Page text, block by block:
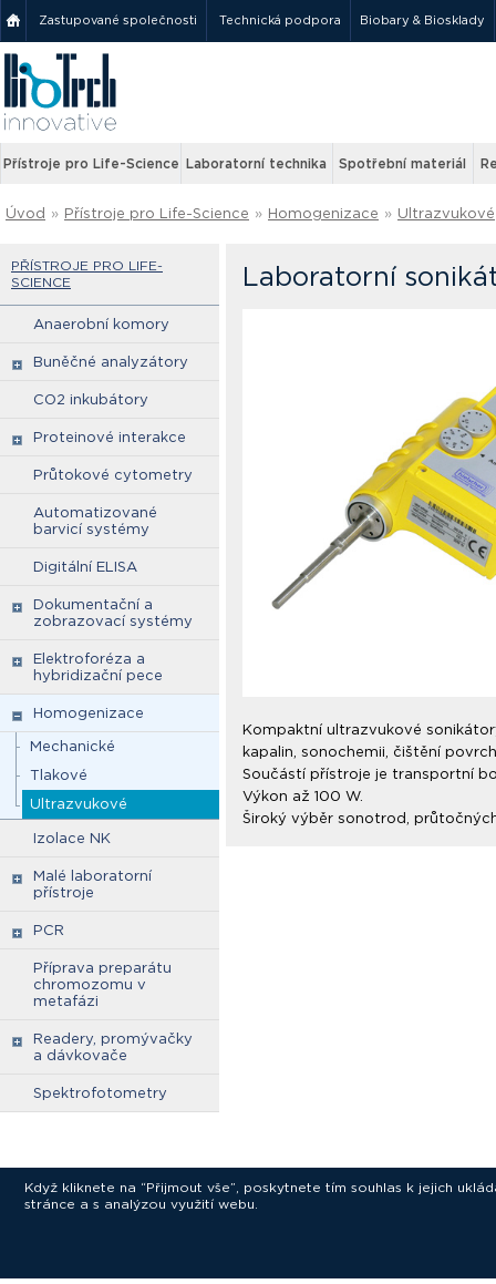
Zastupované společnosti Technická podpora Biobary & Biosklady
Přístroje pro Life-Science Laboratorní technika Spotřební materiál
Úvod » Přístroje pro Life-Science » Homogenizace » Ultrazvukové
PŘÍSTROJE PRO LIFE-
SCIENCE
Anaerobní komory
Buněčné analyzátory
CO2 inkubátory
Proteinové interakce
Průtokové cytometry
Automatizované
barvicí systémy
Digitální ELISA
Dokumentační a
zobrazovací systémy
Elektroforéza a
hybridizační pece
Homogenizace
Mechanické
Tlakové
Ultrazvukové
Izolace NK
Malé laboratorní
přístroje
PCR
Příprava preparátu
chromozomu v
metafázi
Readery, promývačky
a dávkovače
Spektrofotometry
Laboratorní
Kompaktní ultrazvukové
kapalin, sonochemii, čištění
Součástí přístroje je transportní
Výkon až 100 W.
Široký výběr sonotrod,
Když kliknete na “Přijmout vše”, poskytnete tím souhlas k jejich
stránce a s analýzou využití webu.